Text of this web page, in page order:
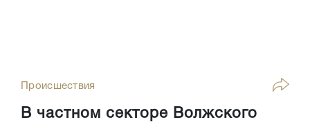
Происшествия
В частном секторе Волжского